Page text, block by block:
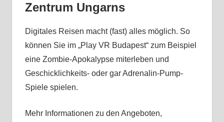
Zentrum Ungarns
Digitales Reisen macht (fast) alles möglich. So
können Sie im „Play VR Budapest“ zum Beispiel
eine Zombie-Apokalypse miterleben und
Geschicklichkeits- oder gar Adrenalin-Pump-
Spiele spielen.
Mehr Informationen zu den Angeboten,